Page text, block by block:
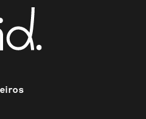
informações
Estamos à
o melhor